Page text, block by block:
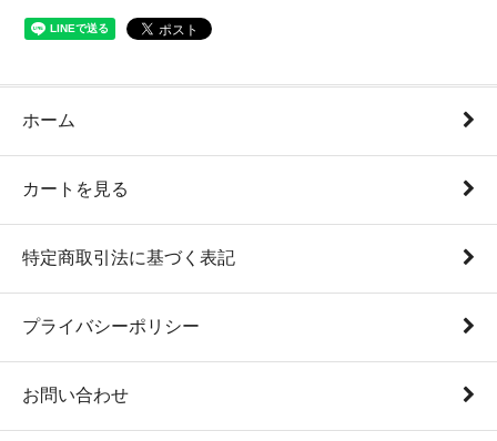
ホーム
カートを見る
特定商取引法に基づく表記
プライバシーポリシー
お問い合わせ